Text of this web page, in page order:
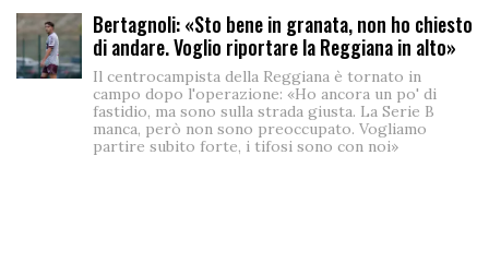
Bertagnoli: «Sto bene in granata, non ho chiesto
di andare. Voglio riportare la Reggiana in alto»
Il centrocampista della Reggiana è tornato in
campo dopo l'operazione: «Ho ancora un po' di
fastidio, ma sono sulla strada giusta. La Serie B
manca, però non sono preoccupato. Vogliamo
partire subito forte, i tifosi sono con noi»